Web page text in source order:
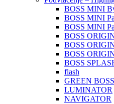
BOSS MINI
BOSS MINI
BOSS MINI
BOSS
BOSS
BOSS
BOSS
flash
GREEN BOSS
LUMINATOR
NAVIGATOR